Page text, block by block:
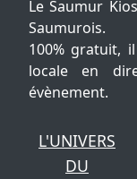
Le Saumur
Saumurois.
100% gratuit,
locale en
évènement.
L'UNIVERS
DU